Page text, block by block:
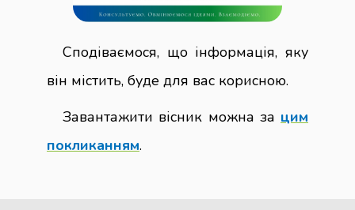
Сподіваємося, що інформація, яку
він містить, буде для вас корисною.
Завантажити вісник можна за цим
покликанням.